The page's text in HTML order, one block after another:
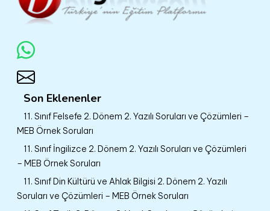
Son Eklenenler
11. Sınıf Felsefe 2. Dönem 2. Yazılı Soruları ve Çözümleri –
MEB Örnek Soruları
11. Sınıf İngilizce 2. Dönem 2. Yazılı Soruları ve Çözümleri
– MEB Örnek Soruları
11. Sınıf Din Kültürü ve Ahlak Bilgisi 2. Dönem 2. Yazılı
Soruları ve Çözümleri – MEB Örnek Soruları